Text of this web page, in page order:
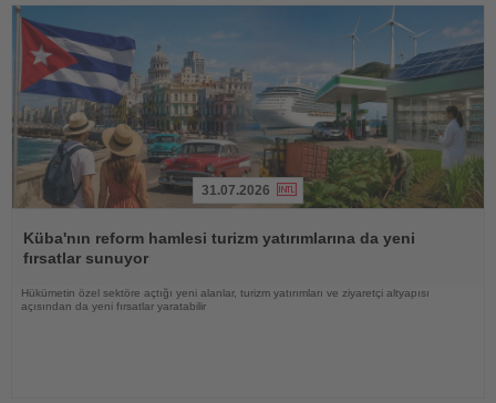
Oku
31.07.2026
Küba'nın reform hamlesi turizm yatırımlarına da yeni
fırsatlar sunuyor
Hükümetin özel sektöre açtığı yeni alanlar, turizm yatırımları ve ziyaretçi altyapısı
açısından da yeni fırsatlar yaratabilir